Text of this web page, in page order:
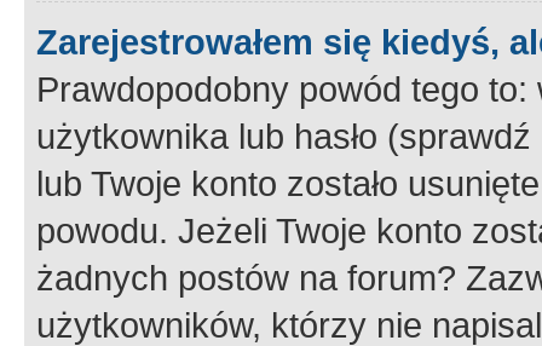
Zarejestrowałem się kiedyś,
Prawdopodobny powód tego to:
użytkownika lub hasło
lub Twoje konto zostało
powodu. Jeżeli Twoje konto
żadnych postów na forum?
użytkowników, którzy nie